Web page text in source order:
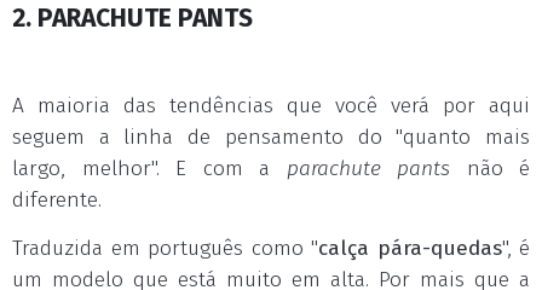
2. PARACHUTE PANTS
A maioria das tendências que você verá por aqui
seguem a linha de pensamento do "quanto mais
largo, melhor". E com a parachute pants não é
diferente.
Traduzida em português como "calça pára-quedas", é
um modelo que está muito em alta. Por mais que a